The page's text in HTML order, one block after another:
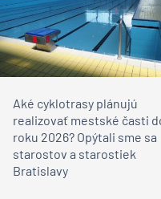
Aké cyklotrasy plánujú
realizovať mestské časti
roku 2026? Opýtali sme sa
starostov a starostiek
Bratislavy